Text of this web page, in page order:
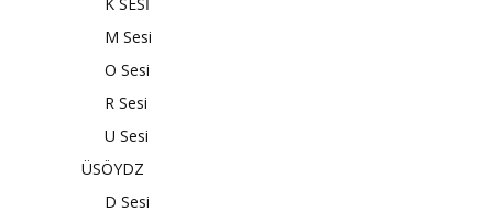
K SESİ
M Sesi
O Sesi
R Sesi
U Sesi
ÜSÖYDZ
D Sesi